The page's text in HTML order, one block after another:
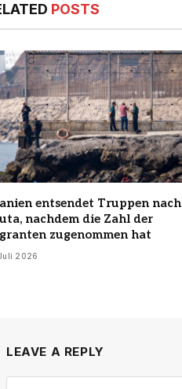
POSTS
entsendet Truppen nach
nachdem die Zahl der
zugenommen hat
2026
LEAVE A REPLY